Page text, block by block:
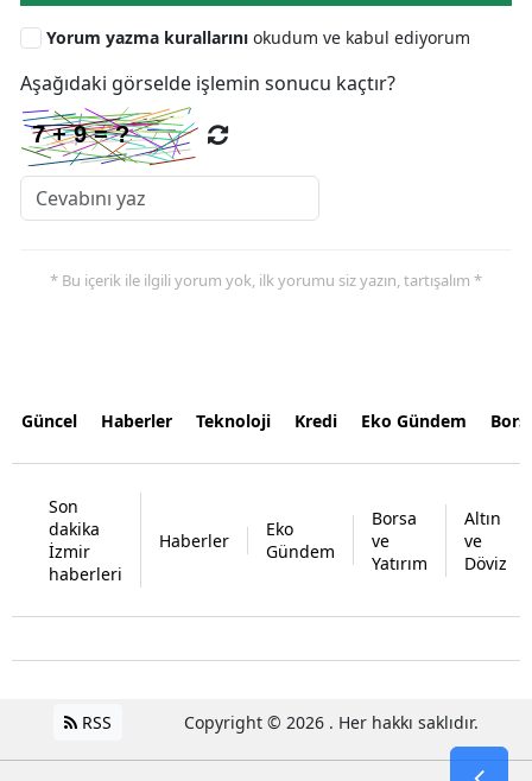
Yorum yazma kurallarını okudum ve kabul ediyorum
Aşağıdaki görselde işlemin sonucu kaçtır?
* Bu içerik ile ilgili yorum yok, ilk yorumu siz yazın, tartışalım *
Güncel Haberler Teknoloji Kredi Eko Gündem
Son
dakika
İzmir
haberleri
Haberler
Eko
Gündem
Borsa
ve
Yatırım
Altın
ve
Döviz
RSS Copyright © 2026 . Her hakkı saklıdır.